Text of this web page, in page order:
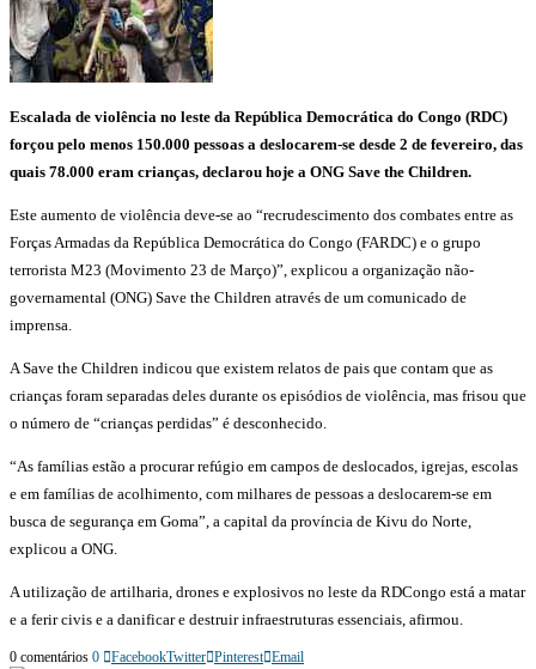
Escalada de violência no leste da República Democrática do Congo (RDC)
forçou pelo menos 150.000 pessoas a deslocarem-se desde 2 de fevereiro, das
quais 78.000 eram crianças, declarou hoje a ONG Save the Children.
Este aumento de violência deve-se ao “recrudescimento dos combates entre as
Forças Armadas da República Democrática do Congo (FARDC) e o grupo
terrorista M23 (Movimento 23 de Março)”, explicou a organização não-
governamental (ONG) Save the Children através de um comunicado de
imprensa.
A Save the Children indicou que existem relatos de pais que contam que as
crianças foram separadas deles durante os episódios de violência, mas frisou que
o número de “crianças perdidas” é desconhecido.
“As famílias estão a procurar refúgio em campos de deslocados, igrejas, escolas
e em famílias de acolhimento, com milhares de pessoas a deslocarem-se em
busca de segurança em Goma”, a capital da província de Kivu do Norte,
explicou a ONG.
A utilização de artilharia, drones e explosivos no leste da RDCongo está a matar
e a ferir civis e a danificar e destruir infraestruturas essenciais, afirmou.
0 comentários 0 FacebookTwitter Pinterest Email